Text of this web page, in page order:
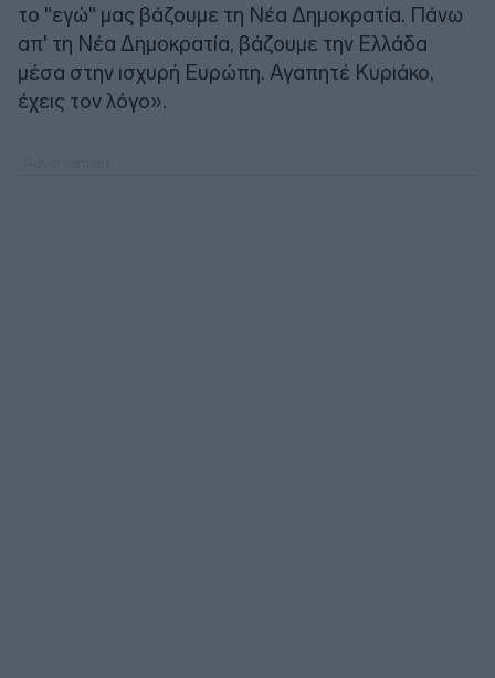
το "εγώ" μας βάζουμε τη Νέα Δημοκρατία. Πάνω
απ' τη Νέα Δημοκρατία, βάζουμε την Ελλάδα
μέσα στην ισχυρή Ευρώπη. Αγαπητέ Κυριάκο,
έχεις τον λόγο».